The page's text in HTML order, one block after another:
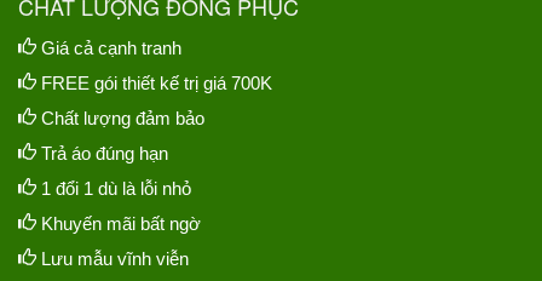
Giá cả cạnh tranh
FREE gói thiết kế trị giá 700K
Chất lượng đảm bảo
Trả áo đúng hạn
1 đổi 1 dù là lỗi nhỏ
Khuyến mãi bất ngờ
Lưu mẫu vĩnh viễn